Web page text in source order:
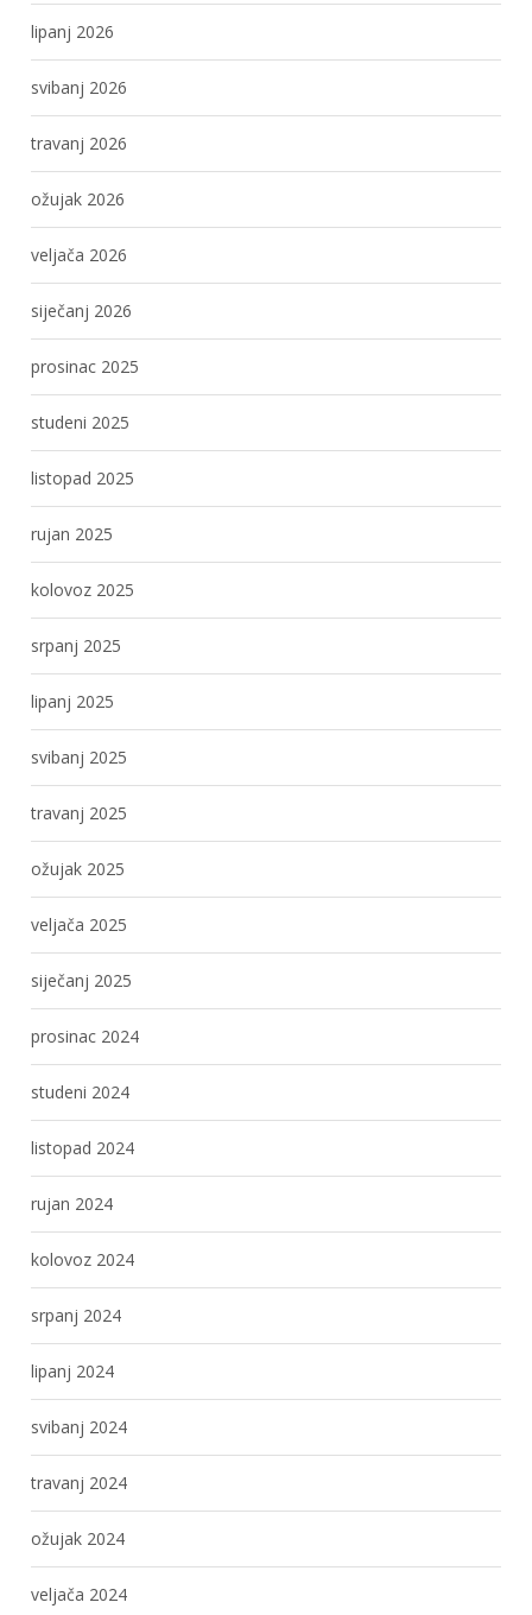
lipanj 2026
svibanj 2026
travanj 2026
ožujak 2026
veljača 2026
siječanj 2026
prosinac 2025
studeni 2025
listopad 2025
rujan 2025
kolovoz 2025
srpanj 2025
lipanj 2025
svibanj 2025
travanj 2025
ožujak 2025
veljača 2025
siječanj 2025
prosinac 2024
studeni 2024
listopad 2024
rujan 2024
kolovoz 2024
srpanj 2024
lipanj 2024
svibanj 2024
travanj 2024
ožujak 2024
veljača 2024